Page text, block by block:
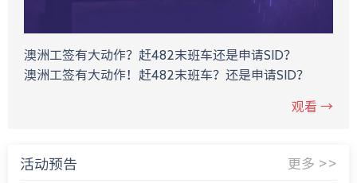
澳洲工签有大动作？赶482末班车还是申请SID？
澳洲工签有大动作！赶482末班车？还是申请SID？
观看 →
活动预告 更多 >>